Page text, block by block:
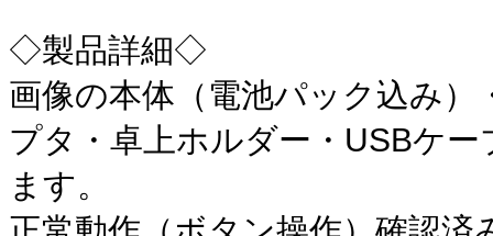
◇製品詳細◇
画像の本体（電池パック込み）
プタ・卓上ホルダー・USBケ
ます。